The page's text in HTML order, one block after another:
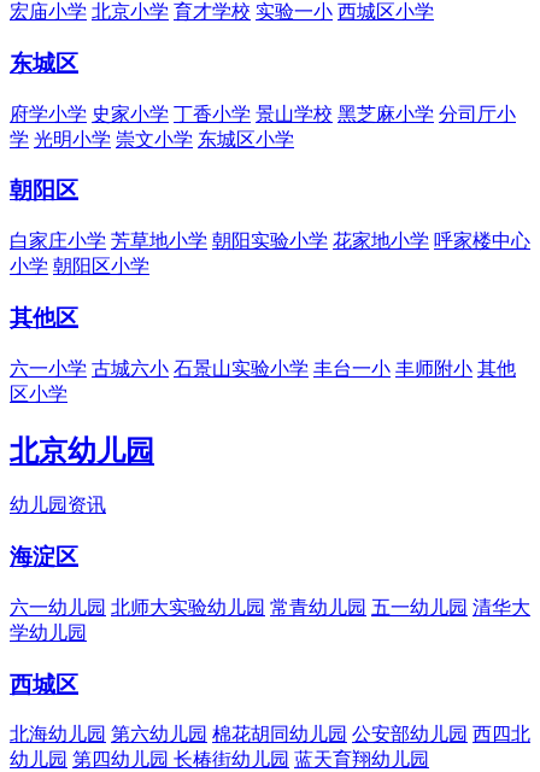
宏庙小学 北京小学 育才学校 实验一小 西城区小学
东城区
府学小学 史家小学 丁香小学 景山学校 黑芝麻小学 分司厅小
学 光明小学 崇文小学 东城区小学
朝阳区
白家庄小学 芳草地小学 朝阳实验小学 花家地小学 呼家楼中心
小学 朝阳区小学
其他区
六一小学 古城六小 石景山实验小学 丰台一小 丰师附小 其他
区小学
北京幼儿园
幼儿园资讯
海淀区
六一幼儿园 北师大实验幼儿园 常青幼儿园 五一幼儿园 清华大
学幼儿园
西城区
北海幼儿园 第六幼儿园 棉花胡同幼儿园 公安部幼儿园 西四北
幼儿园 第四幼儿园 长椿街幼儿园 蓝天育翔幼儿园